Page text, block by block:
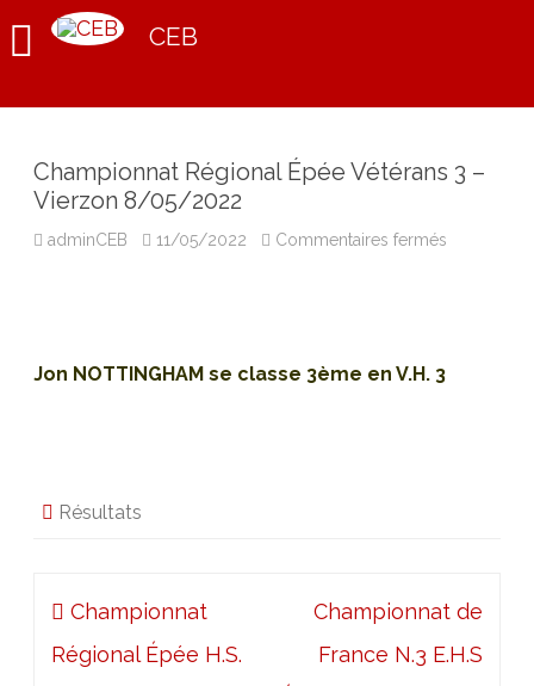
CEB
Championnat Régional Épée Vétérans 3 –
Vierzon 8/05/2022
adminCEB 11/05/2022 Commentaires fermés
Jon NOTTINGHAM se classe 3ème en V.H. 3
Résultats
Navigation
de
Championnat
Régional Épée H.S.
Championnat de
France N.3 E.H.S